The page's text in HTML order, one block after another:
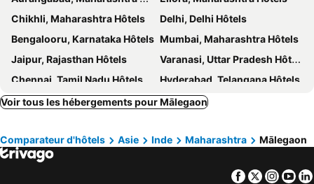
Chikhli, Maharashtra Hôtels
Delhi, Delhi Hôtels
Bengalooru, Karnataka Hôtels Mumbai, Maharashtra Hôtels
Jaipur, Rajasthan Hôtels
Varanasi, Uttar Pradesh Hôtels
Chennai, Tamil Nadu Hôtels
Hyderabad, Telangana Hôtels
Pune, Maharashtra Hôtels
Udaipur, Rajasthan Hôtels
Voir tous les hébergements pour Mālegaon
Comparateur d'hôtels Asie Inde Maharashtra Mālegaon
Facebook
Twitter